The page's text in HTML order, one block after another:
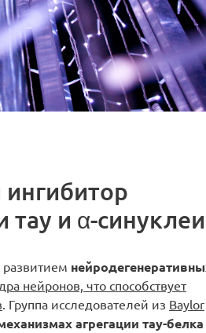
тау и α-
развитием
нейронов, что способствует
. Группа исследователей из Baylor
агрегации тау-